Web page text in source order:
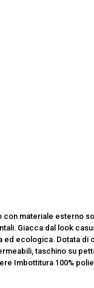
materiale esterno
Giacca dal look
ecologica. Dotata di
taschino su
Imbottitura 100%